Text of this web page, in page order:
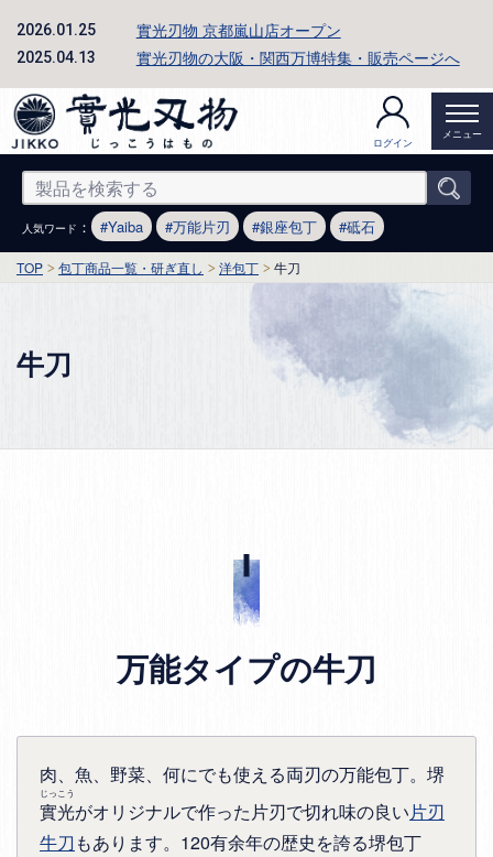
2026.01.25 實光刃物 京都嵐山店オープン
2025.04.13 實光刃物の大阪・関西万博特集・販売ページへ
ログイン
メニュー
人気ワード ： Yaiba 万能片刃 銀座包丁 砥石
TOP 包丁商品一覧・研ぎ直し 洋包丁 牛刀
牛刀
万能タイプの牛刀
肉、魚、野菜、何にでも使える両刃の万能包丁。堺
實光
じっこう
がオリジナルで作った片刃で切れ味の良い片刃
牛刀 もあります。120有余年の歴史を誇る堺包丁